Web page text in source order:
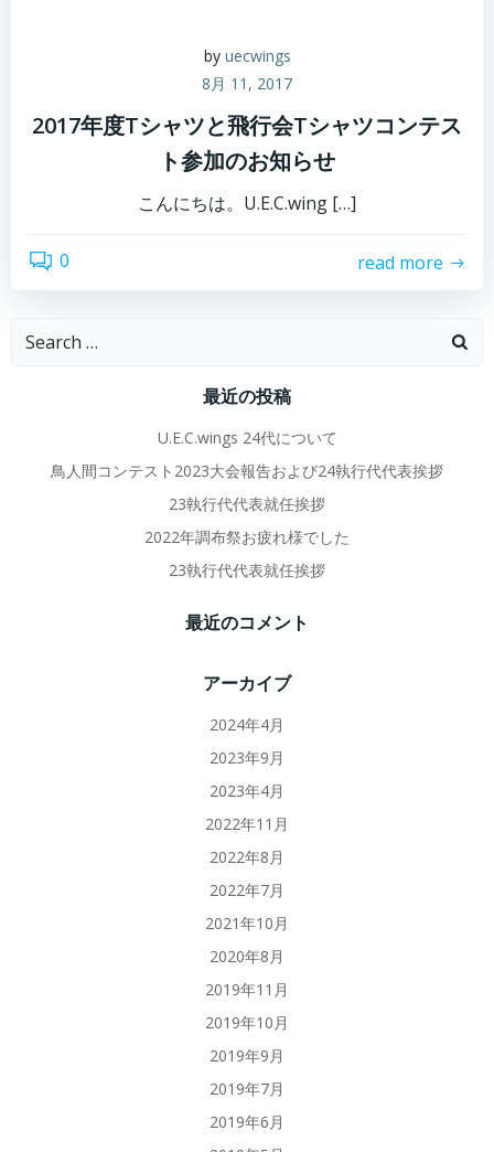
by uecwings
8月 11, 2017
2017年度Tシャツと飛行会Tシャツコンテス
ト参加のお知らせ
こんにちは。U.E.C.wing […]
0 read more
Search
最近の投稿
U.E.C.wings 24代について
鳥人間コンテスト2023大会報告および24執行代代表挨拶
23執行代代表就任挨拶
2022年調布祭お疲れ様でした
23執行代代表就任挨拶
最近のコメント
アーカイブ
2024年4月
2023年9月
2023年4月
2022年11月
2022年8月
2022年7月
2021年10月
2020年8月
2019年11月
2019年10月
2019年9月
2019年7月
2019年6月